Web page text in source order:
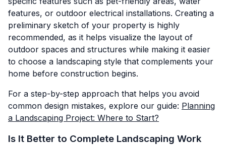
features, or outdoor electrical installations. Creating a
preliminary sketch of your property is highly
recommended, as it helps visualize the layout of
outdoor spaces and structures while making it easier
to choose a landscaping style that complements your
home before construction begins.
For a step-by-step approach that helps you avoid
common design mistakes, explore our guide: Planning
a Landscaping Project: Where to Start?
Is It Better to Complete Landscaping Work